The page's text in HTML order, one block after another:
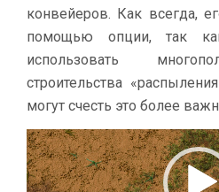
конвейеров. Как всегда,
помощью опции, так
использовать
строительства
могут счесть это более
Видеоплеер